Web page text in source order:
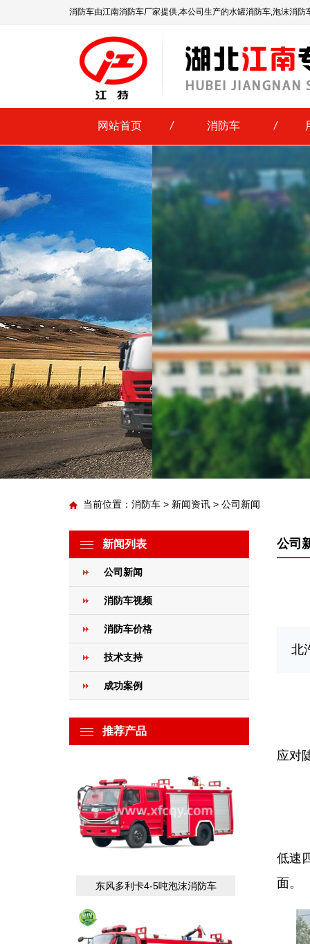
消防车由江南消防车厂家提供,本公司生产的水罐消防车,泡沫消
网站首页 / 消防车 /
当前位置： 消防车 > 新闻资讯 > 公司新闻
新闻列表
公司新闻
消防车视频
消防车价格
技术支持
成功案例
推荐产品
东风多利卡4-5吨泡沫消防车
公司
北
应对
低速
面。